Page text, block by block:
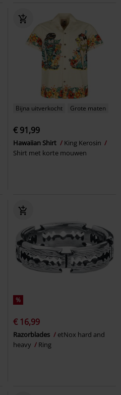
Bijna uitverkocht Grote maten
€ 91,99
Hawaiian Shirt
King Kerosin
Shirt met korte mouwen
%
€ 16,99
Razorblades
etNox hard and
heavy
Ring